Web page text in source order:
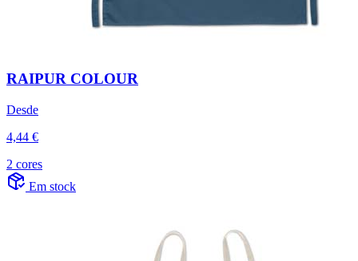
RAIPUR COLOUR
Desde
4,44 €
2 cores
Em stock